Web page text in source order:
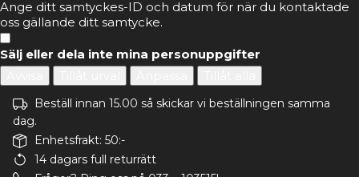
Ange ditt samtyckes-ID och datum för när du kontaktade
oss gällande ditt samtycke.
Sälj eller dela inte mina personuppgifter
Beställ innan 15.00 så skickar vi beställningen samma
dag.
Enhetsfrakt: 50:-
14 dagars full returrätt